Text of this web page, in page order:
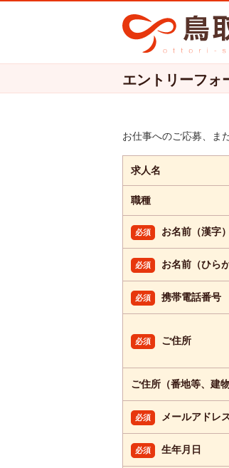
エントリーフォ
お仕事へのご応募、ま
求人名
職種
必須 お名前（漢字）
必須 お名前（ひらが
必須 携帯電話番号
必須 ご住所
ご住所（番地等、建物
必須 メールアドレ
必須 生年月日